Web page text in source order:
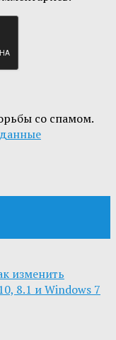
со спамом.
изменить
8.1 и Windows 7